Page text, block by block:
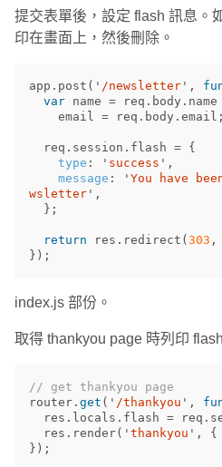
提交表單後，設定 flash 訊息。
印在畫面上，然後刪除。
app . post ( ' /newsletter ' ,
var name = req . body . name
email
= req . body . email ;
req . session . flash = {
type : ' success ' ,
message : ' You have
wsletter ' ,
};
return res . redirect ( 303 ,
});
index.js 部份。
取得 thankyou page 時列印
// get thankyou page
router . get ( ' /thankyou ' ,
res . locals . flash = req .
res . render( ' thankyou ' , {
});